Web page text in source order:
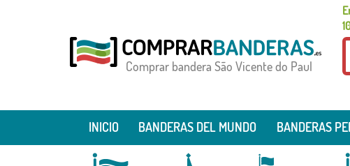
Comprar bandera São Vicente do Paul
INICIO BANDERAS DEL MUNDO BANDERAS